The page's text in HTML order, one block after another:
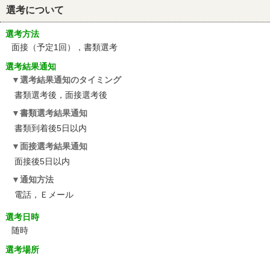
選考について
選考方法
面接（予定1回），書類選考
選考結果通知
選考結果通知のタイミング
書類選考後，面接選考後
書類選考結果通知
書類到着後5日以内
面接選考結果通知
面接後5日以内
通知方法
電話，Ｅメール
選考日時
随時
選考場所